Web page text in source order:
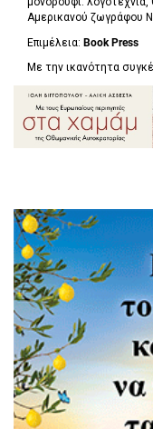
Αμερικανού ζωγράφου
Επιμέλεια: Book Press
Με την ικανότητα